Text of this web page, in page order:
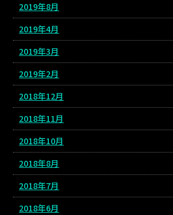
2019年8月
2019年4月
2019年3月
2019年2月
2018年12月
2018年11月
2018年10月
2018年8月
2018年7月
2018年6月